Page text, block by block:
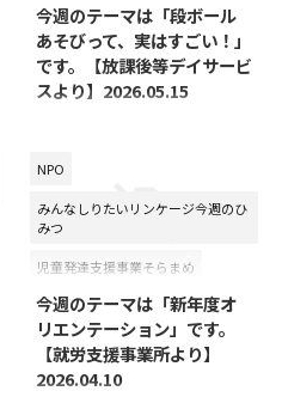
三暮四（ちょうさんぼし）」と
「朝令暮改（ちょうれいぼか
い）」という四字熟語の意味を、
正しく説明できますか？ 実は
覚えていたことに気がつきまし
ても恥ずかしい勘違いはあるもの
ですね。 せっかくなので、ここ
で簡単にそれぞれの意 ...
今週のテーマは「段ボール
あそびって、実はすごい！」
です。【放課後等デイサービ
スより】2026.05.15
より～ 今週のテーマは「段ボー
す。 さわやかな風が心地よく、
新緑がきれいな季節になりまし
た。 新年度が始まって1か月が経
環境に慣れ、毎日元気に過ごして
います。活動や遊びの中では、た
くさんの笑顔や「できた！」の声
が見られ、スタッフも嬉しい気持
NPO
みんなしりたいリンケージ今週のひ
みつ
児童発達支援事業そらまめ
就労移行支援事業
放課後等デイサービスそらまめ２
未分類 相談支援事業
今週のテーマは「新年度オ
リエンテーション」です。
【就労支援事業所より】
2026.04.10